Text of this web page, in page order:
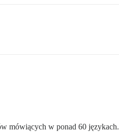
mówiących w ponad 60 językach.